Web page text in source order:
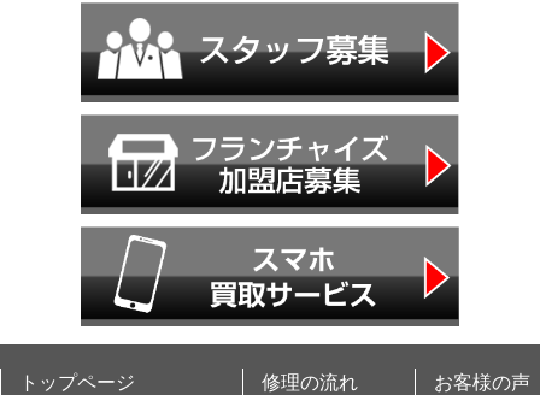
トップページ
修理の流れ
お客様の声